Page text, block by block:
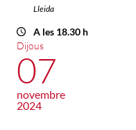
Lleida
A les 18.30 h
Dijous
07
novembre
2024